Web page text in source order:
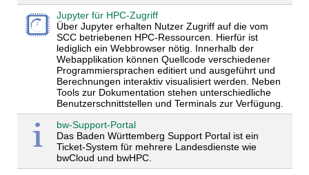
Jupyter für HPC-Zugriff
Über Jupyter erhalten Nutzer Zugriff auf die vom
SCC betriebenen HPC-Ressourcen. Hierfür ist
lediglich ein Webbrowser nötig. Innerhalb der
Webapplikation können Quellcode verschiedener
Programmiersprachen editiert und ausgeführt und
Berechnungen interaktiv visualisiert werden. Neben
Tools zur Dokumentation stehen unterschiedliche
Benutzerschnittstellen und Terminals zur Verfügung.
bw-Support-Portal
Das Baden Württemberg Support Portal ist ein
Ticket-System für mehrere Landesdienste wie
bwCloud und bwHPC.